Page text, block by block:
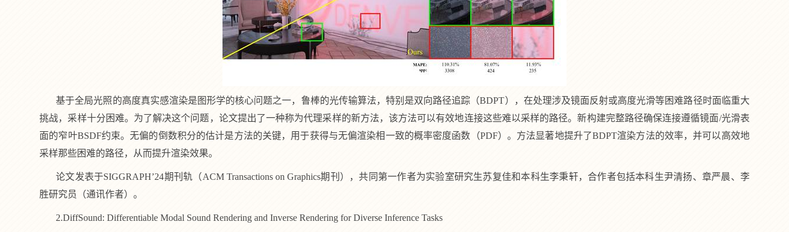
基于全局光照的高度真实感渲染是图形学的核心问题之一，鲁棒的光传输算法，特别是双向路径追踪（BDPT），在处理涉及镜面反射或高度光滑等困难路径时面临重大
挑战，采样十分困难。为了解决这个问题，论文提出了一种称为代理采样的新方法，该方法可以有效地连接这些难以采样的路径。新构建完整路径确保连接遵循镜面/光滑表
面的窄叶BSDF约束。无偏的倒数积分的估计是方法的关键，用于获得与无偏渲染相一致的概率密度函数（PDF）。方法显著地提升了BDPT渲染方法的效率，并可以高效地
采样那些困难的路径，从而提升渲染效果。
论文发表于SIGGRAPH’24期刊轨（ACM Transactions on Graphics期刊），共同第一作者为实验室研究生苏复佳和本科生李秉轩，合作者包括本科生尹清扬、章严晨、李
胜研究员（通讯作者）。
2.DiffSound: Differentiable Modal Sound Rendering and Inverse Rendering for Diverse Inference Tasks